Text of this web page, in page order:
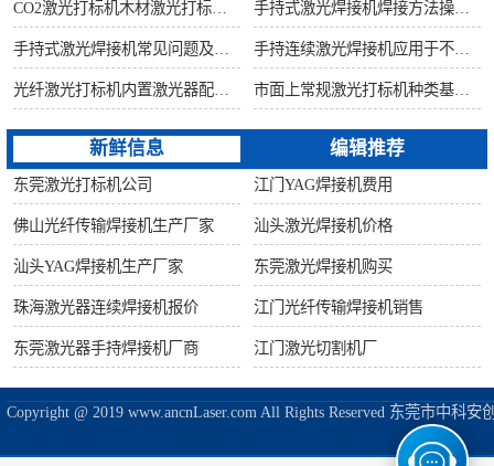
新鲜信息 编辑推荐
东莞激光打标机公司 江门YAG焊接机费用
佛山光纤传输焊接机生产厂家 汕头激光焊接机价格
汕头YAG焊接机生产厂家 东莞激光焊接机购买
珠海激光器连续焊接机报价 江门光纤传输焊接机销售
东莞激光器手持焊接机厂商 江门激光切割机厂
Copyright @ 2019 www.ancnLaser.com All Rights Reserved 东莞市中科